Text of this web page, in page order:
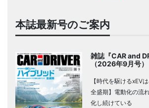
本誌最新号のご案内
雑誌『CAR and
（2026年9月号）
【時代を駆けるxEV
全盛期】電動化の流
化し続けている